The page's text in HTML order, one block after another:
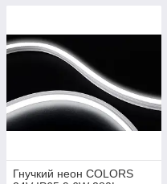
Гнучкий неон COLORS